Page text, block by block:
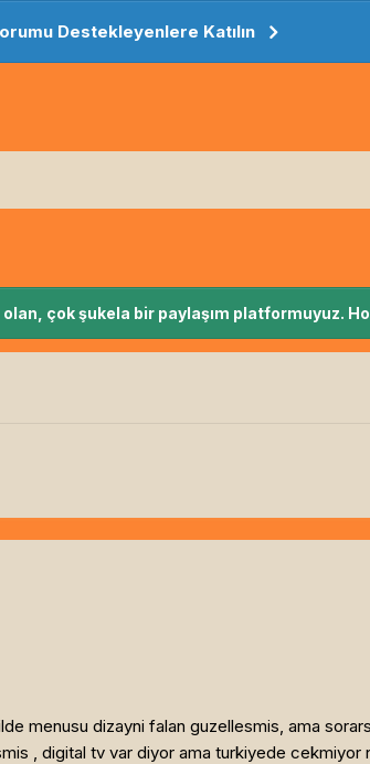
Destekleyenlere Katılın
çok şukela bir paylaşım platformuyuz.
menusu dizayni falan guzellesmis, ama
, digital tv var diyor ama turkiyede cekmiyor